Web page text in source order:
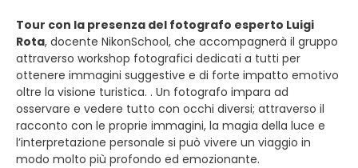
Tour con la presenza del fotografo esperto Luigi
Rota, docente NikonSchool, che accompagnerà il gruppo
attraverso workshop fotografici dedicati a tutti per
ottenere immagini suggestive e di forte impatto emotivo
oltre la visione turistica. . Un fotografo impara ad
osservare e vedere tutto con occhi diversi; attraverso il
racconto con le proprie immagini, la magia della luce e
l’interpretazione personale si può vivere un viaggio in
modo molto più profondo ed emozionante.